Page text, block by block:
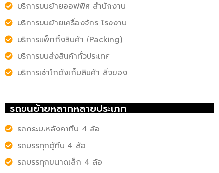
บริการขนย้ายออฟฟิศ สำนักงาน
บริการขนย้ายเครื่องจักร โรงงาน
บริการแพ็กกิ้งสินค้า (Packing)
บริการขนส่งสินค้าทั่วประเทศ
บริการเช่าโกดังเก็บสินค้า สิ่งของ
รถขนย้ายหลากหลายประเภท
รถกระบะหลังคาทึบ 4 ล้อ
รถบรรทุกตู้ทึบ 4 ล้อ
รถบรรทุกขนาดเล็ก 4 ล้อ